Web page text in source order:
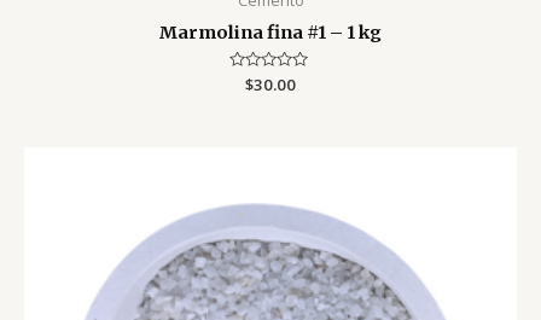
Marmolina fina #1 – 1 kg
Valorado
$30.00